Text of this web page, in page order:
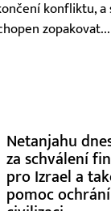
konfliktu, a
zopakovat...
Netanjahu
za schválení
pro Izrael a
pomoc